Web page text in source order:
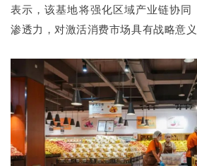
表示，该基地将强化区域产业链协同
渗透力，对激活消费市场具有战略意义